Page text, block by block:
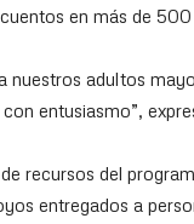
en más de
adultos
entusiasmo”,
recursos del
entregados a